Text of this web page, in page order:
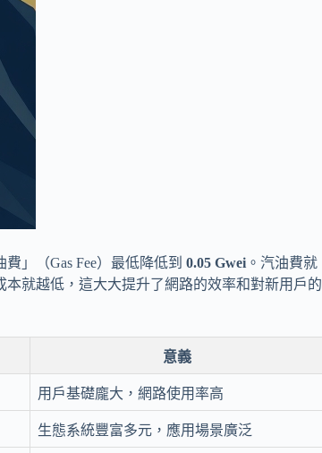
」（Gas Fee）最低降低到 0.05 Gwei 。汽油費就
就越低，這大大提升了網路的效率和對新用戶的
意義
用戶基礎龐大，網路使用率高
生態系統豐富多元，應用場景廣泛